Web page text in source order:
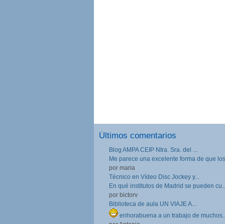
Últimos comentarios
Blog AMPA CEIP Ntra. Sra. del ...
Me parece una excelente forma de que
por maria
Técnico en Vídeo Disc Jockey y...
En qué institutos de Madrid se pueden
por bictorv
Biblioteca de aula UN VIAJE A...
enhorabuena a un trabajo de